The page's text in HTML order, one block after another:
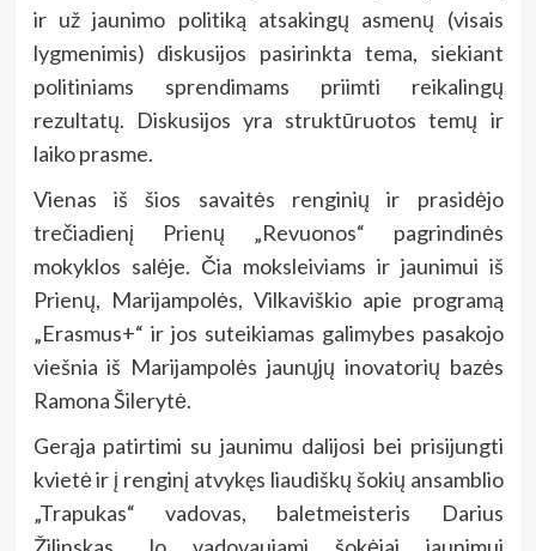
ir už jaunimo politiką atsakingų asmenų (visais
lygmenimis) diskusijos pasirinkta tema, siekiant
politiniams sprendimams priimti reikalingų
rezultatų. Diskusijos yra struktūruotos temų ir
laiko prasme.
Vienas iš šios savaitės renginių ir prasidėjo
trečiadienį Prienų „Revuonos“ pagrindinės
mokyklos salėje. Čia moksleiviams ir jaunimui iš
Prienų, Marijampolės, Vilkaviškio apie programą
„Erasmus+“ ir jos suteikiamas galimybes pasakojo
viešnia iš Marijampolės jaunųjų inovatorių bazės
Ramona Šilerytė.
Gerąja patirtimi su jaunimu dalijosi bei prisijungti
kvietė ir į renginį atvykęs liaudiškų šokių ansamblio
„Trapukas“ vadovas, baletmeisteris Darius